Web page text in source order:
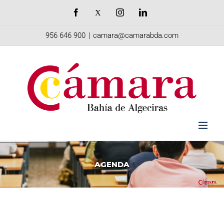
Facebook InstagramLinkedIn
956 646 900 | camara@camarabda.com
AGENDA